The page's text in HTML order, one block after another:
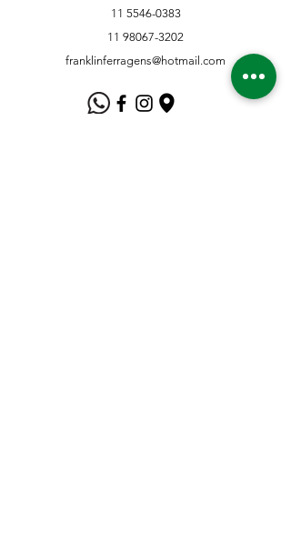
11 5546-0383
11 98067-3202
franklinferragens@hotmail.com